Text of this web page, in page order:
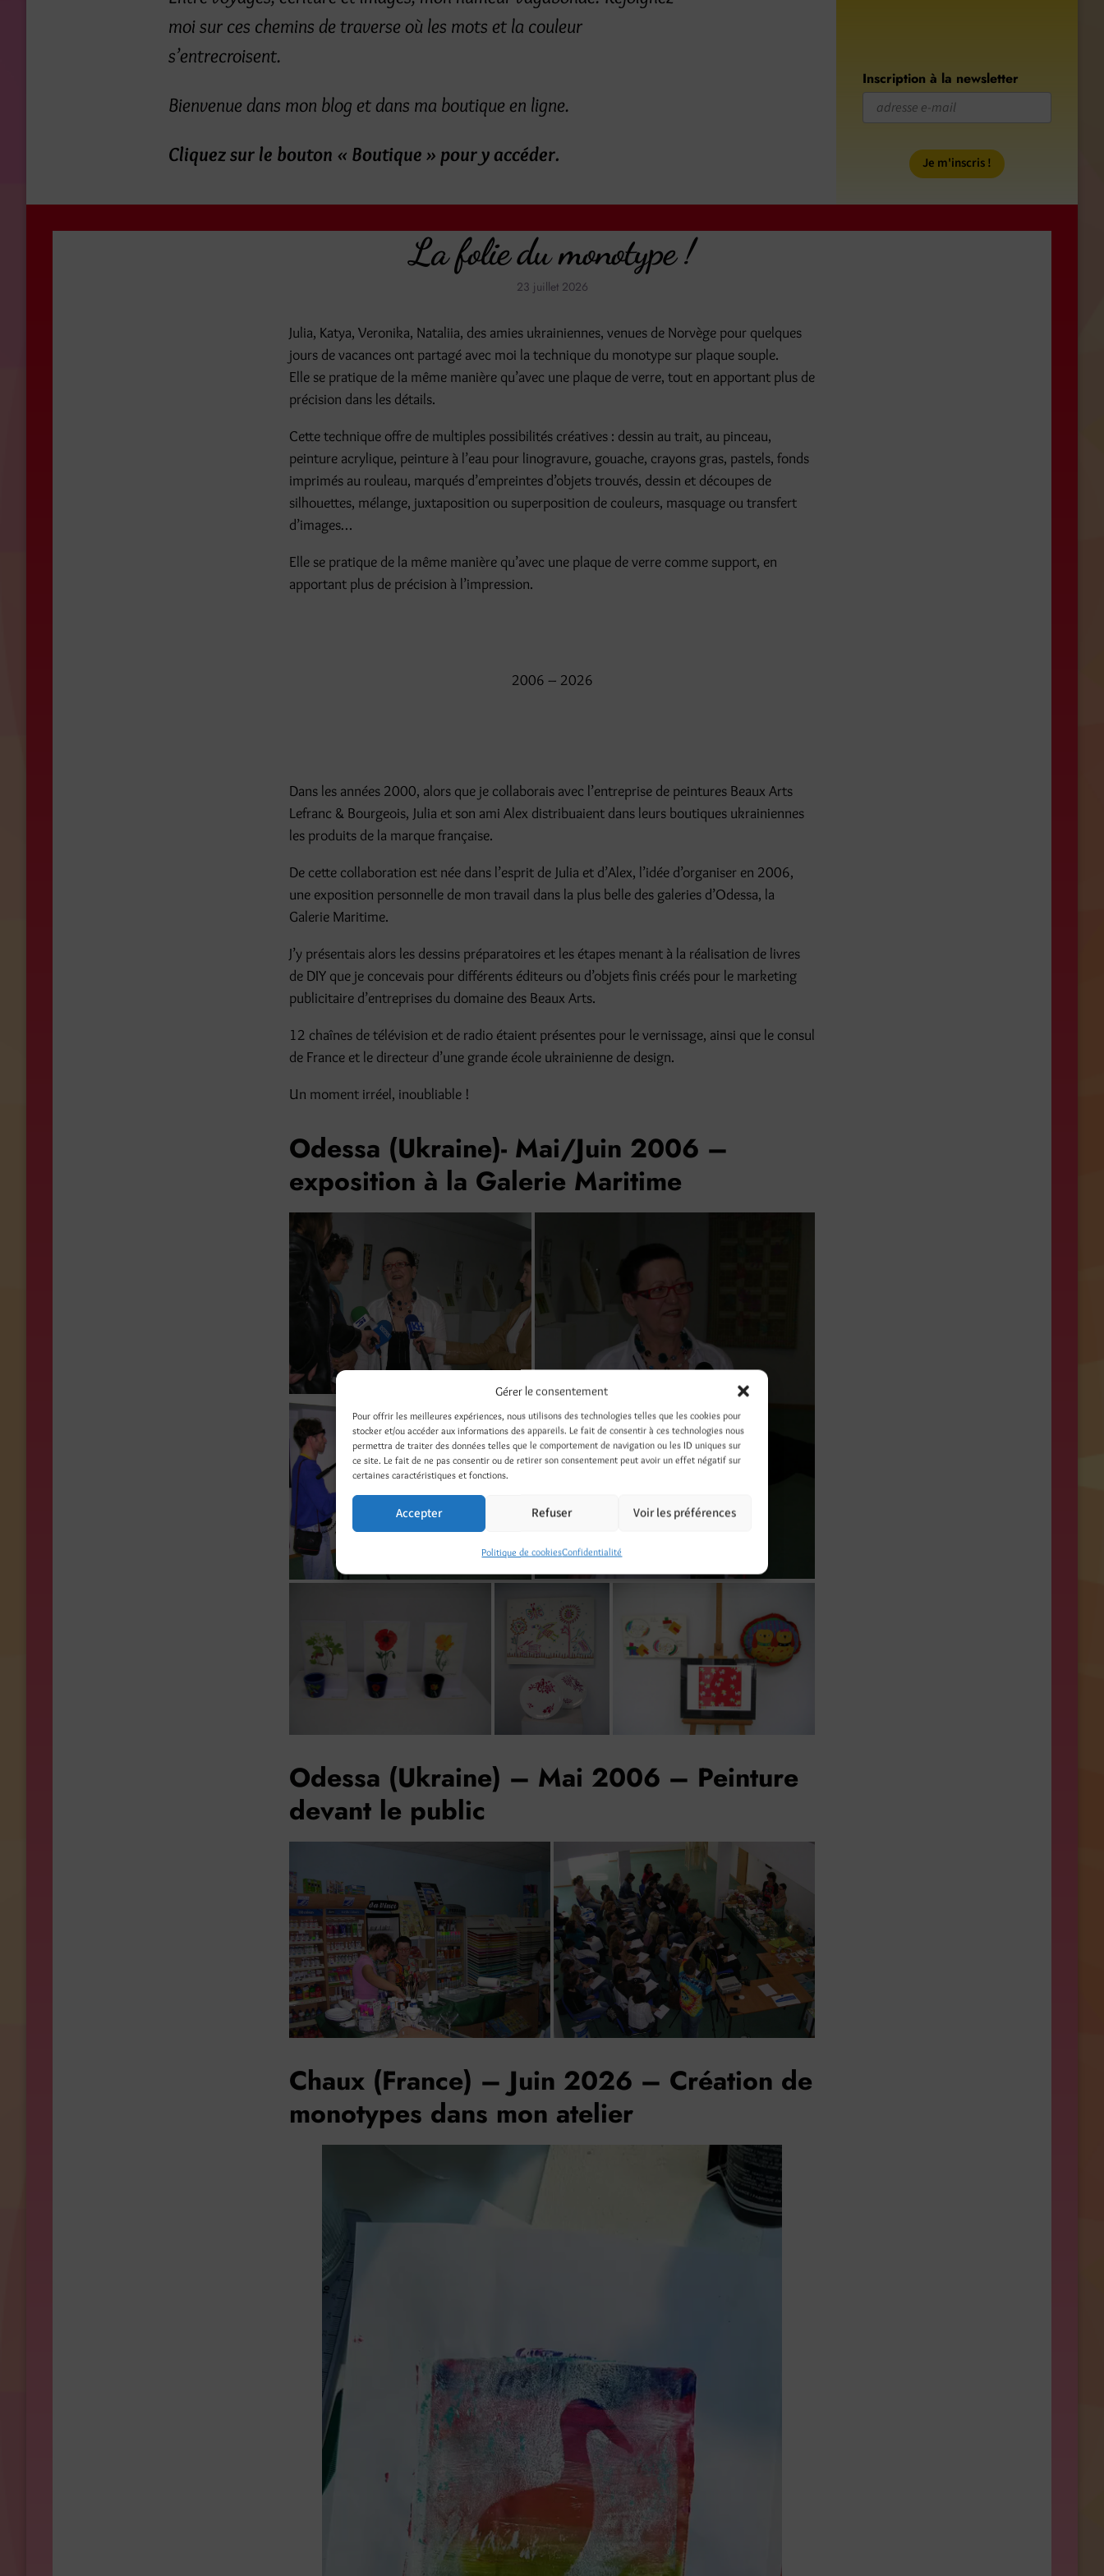
Gérer le consentement
Pour offrir les meilleures expériences, nous utilisons des technologies telles que les cookies pour
stocker et/ou accéder aux informations des appareils. Le fait de consentir à ces technologies nous
permettra de traiter des données telles que le comportement de navigation ou les ID uniques sur
ce site. Le fait de ne pas consentir ou de retirer son consentement peut avoir un effet négatif sur
certaines caractéristiques et fonctions.
Accepter Refuser Voir les préférences
Politique de cookiesConfidentialité
moi sur ces chemins de traverse où les mots et la couleur
s’entrecroisent.
Bienvenue dans mon blog et dans ma boutique en ligne.
Cliquez sur le bouton « Boutique » pour y accéder.
Inscription à la newsletter
La folie du monotype !
23 juillet 2026
Julia, Katya, Veronika, Nataliia, des amies ukrainiennes, venues de Norvège pour quelques
jours de vacances ont partagé avec moi la technique du monotype sur plaque souple.
Elle se pratique de la même manière qu’avec une plaque de verre, tout en apportant plus de
précision dans les détails.
Cette technique offre de multiples possibilités créatives : dessin au trait, au pinceau,
peinture acrylique, peinture à l’eau pour linogravure, gouache, crayons gras, pastels, fonds
imprimés au rouleau, marqués d’empreintes d’objets trouvés, dessin et découpes de
silhouettes, mélange, juxtaposition ou superposition de couleurs, masquage ou transfert
d’images…
Elle se pratique de la même manière qu’avec une plaque de verre comme support, en
apportant plus de précision à l’impression.
2006 – 2026
Dans les années 2000, alors que je collaborais avec l’entreprise de peintures Beaux Arts
Lefranc & Bourgeois, Julia et son ami Alex distribuaient dans leurs boutiques ukrainiennes
les produits de la marque française.
De cette collaboration est née dans l’esprit de Julia et d’Alex, l’idée d’organiser en 2006,
une exposition personnelle de mon travail dans la plus belle des galeries d’Odessa, la
Galerie Maritime.
J’y présentais alors les dessins préparatoires et les étapes menant à la réalisation de livres
de DIY que je concevais pour différents éditeurs ou d’objets finis créés pour le marketing
publicitaire d’entreprises du domaine des Beaux Arts.
12 chaînes de télévision et de radio étaient présentes pour le vernissage, ainsi que le consul
de France et le directeur d’une grande école ukrainienne de design.
Un moment irréel, inoubliable !
Odessa (Ukraine)- Mai/Juin 2006 –
exposition à la Galerie Maritime
Odessa (Ukraine) – Mai 2006 – Peinture
devant le public
Chaux (France) – Juin 2026 – Création de
monotypes dans mon atelier